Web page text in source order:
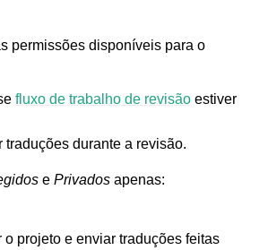
permissões disponíveis para o
fluxo de trabalho de revisão estiver
traduções durante a revisão.
e Privados apenas:
o projeto e enviar traduções feitas